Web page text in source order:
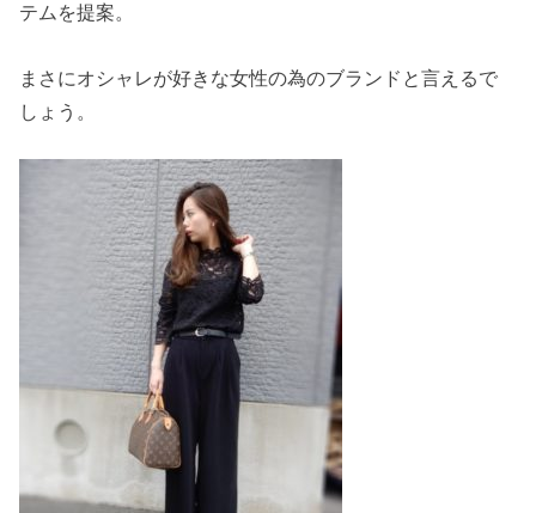
テムを提案。
まさにオシャレが好きな女性の為のブランドと言えるで
しょう。